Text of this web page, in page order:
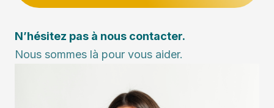
N’hésitez pas à nous contacter.
Nous sommes là pour vous aider.